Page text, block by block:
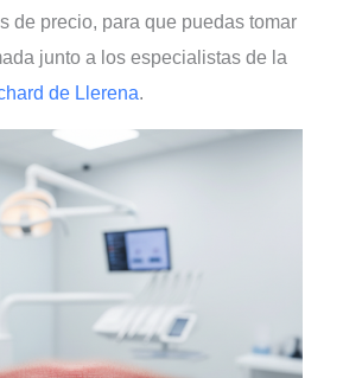
frecuentes sobre prótesis
implantes en Llerena
tu sonrisa en la Clínica Dental
de precio, para que puedas tomar
junto a los especialistas de la
de Llerena.